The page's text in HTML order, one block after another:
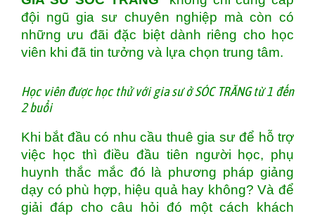
đội ngũ gia sư chuyên nghiệp mà còn có
những ưu đãi đặc biệt dành riêng cho học
viên khi đã tin tưởng và lựa chọn trung tâm.
Học viên được học thử với gia sư ở SÓC TRĂNG từ 1 đến
2 buổi
Khi bắt đầu có nhu cầu thuê gia sư để hỗ trợ
việc học thì điều đầu tiên người học, phụ
huynh thắc mắc đó là phương pháp giảng
dạy có phù hợp, hiệu quả hay không? Và để
giải đáp cho câu hỏi đó một cách khách